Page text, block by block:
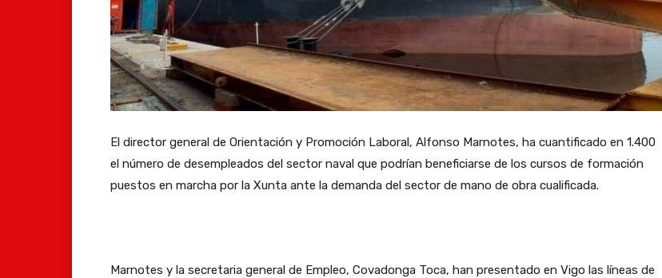
El director general de Orientación y Promoción Laboral, Alfonso Marnotes, ha cuantificado en 1.400
el número de desempleados del sector naval que podrían beneficiarse de los cursos de formación
puestos en marcha por la Xunta ante la demanda del sector de mano de obra cualificada.
Marnotes y la secretaria general de Empleo, Covadonga Toca, han presentado en Vigo las líneas de